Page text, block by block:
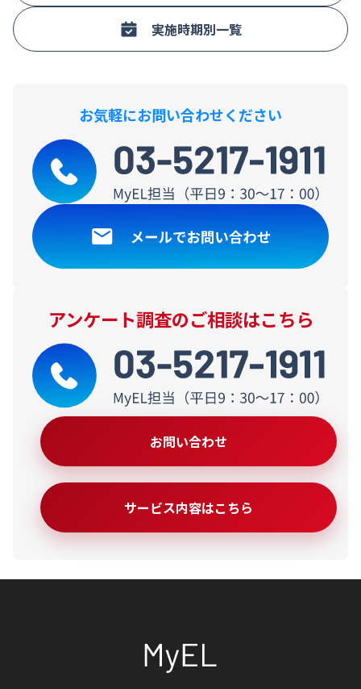
実施時期別一覧
お気軽にお問い合わせください
アンケート調査のご相談はこちら
お問い合わせ
サービス内容はこちら